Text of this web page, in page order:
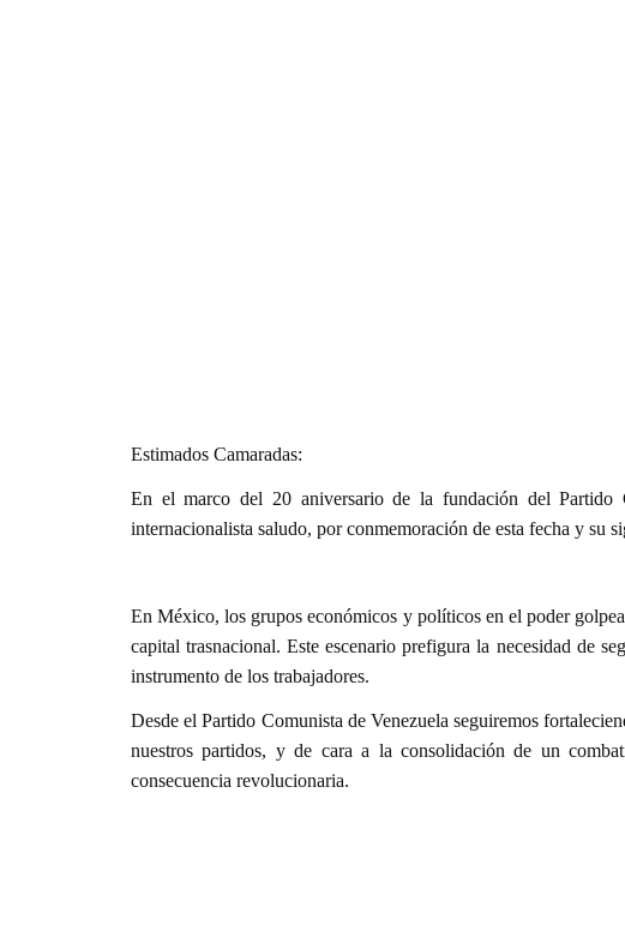
Estimados Camaradas:
En el marco del 20 aniversario de la fundación del Partido
internacionalista saludo, por conmemoración de esta fecha y su
En México, los grupos económicos y políticos en el poder
capital trasnacional. Este escenario prefigura la necesidad de
instrumento de los trabajadores.
Desde el Partido Comunista de Venezuela seguiremos
nuestros partidos, y de cara a la consolidación de un
consecuencia revolucionaria.